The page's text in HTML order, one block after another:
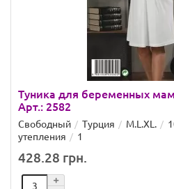
Туника для беременных
Арт.: 2582
Свободный Турция M.L.XL.
утепления
1
428.28 грн.